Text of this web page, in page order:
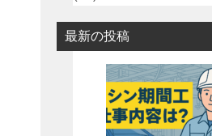
最新の投稿